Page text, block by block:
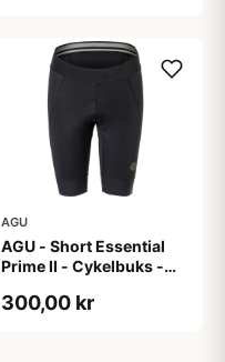
AGU
AGU - Short Essential
Prime II - Cykelbuks -
300,00 kr